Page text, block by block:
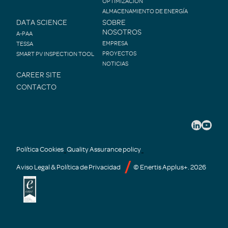
ALMACENAMIENTO DE ENERGÍA
DATA SCIENCE
A-PAA
TESSA
SMART PV INSPECTION TOOL
SOBRE
NOSOTROS
EMPRESA
PROYECTOS
NOTICIAS
CAREER SITE
CONTACTO
Política Cookies-Quality Assurance policy-
Aviso Legal & Política de Privacidad © Enertis Applus+. 2026